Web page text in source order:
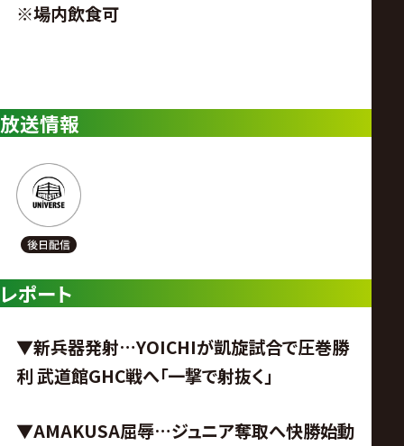
※場内飲食可
放送情報
レポート
▼新兵器発射…YOICHIが凱旋試合で圧巻勝
利 武道館GHC戦へ「一撃で射抜く」
▼AMAKUSA屈辱…ジュニア奪取へ快勝始動